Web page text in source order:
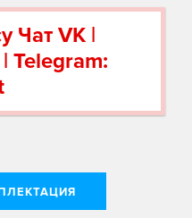
Чат VK |
Telegram: